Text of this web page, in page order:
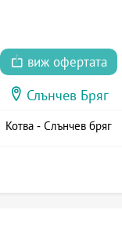
виж офертата
Слънчев Бряг
Котва - Слънчев бряг